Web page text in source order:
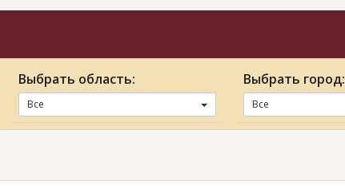
Выбрать область:
Все
Выбрать город:
Все